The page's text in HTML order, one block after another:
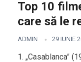
Top 10
care să le
ADMIN 29 IUNIE
1. „Casablanca”